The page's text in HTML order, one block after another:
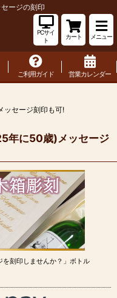
ージの刻印
PCサイ
ト
カート メニュー
ご利用ガイド 営業カレンダー
ッセージ刻印も可!
年に50歳)メッセージ
を刻印しませんか？」ボトル